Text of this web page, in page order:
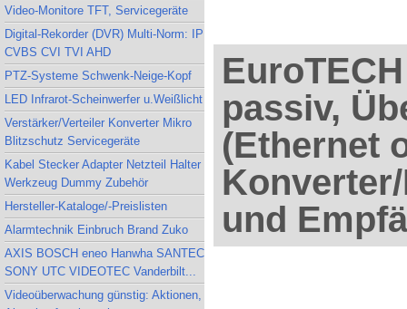
Video-Monitore TFT, Servicegeräte
Digital-Rekorder (DVR) Multi-Norm: IP
CVBS CVI TVI AHD
PTZ-Systeme Schwenk-Neige-Kopf
LED Infrarot-Scheinwerfer u.Weißlicht
Verstärker/Verteiler Konverter Mikro
Blitzschutz Servicegeräte
Kabel Stecker Adapter Netzteil Halter
Werkzeug Dummy Zubehör
Hersteller-Kataloge/-Preislisten
Alarmtechnik Einbruch Brand Zuko
AXIS BOSCH eneo Hanwha SANTEC
SONY UTC VIDEOTEC Vanderbilt...
Videoüberwachung günstig: Aktionen,
passiv,
(Ethernet
und